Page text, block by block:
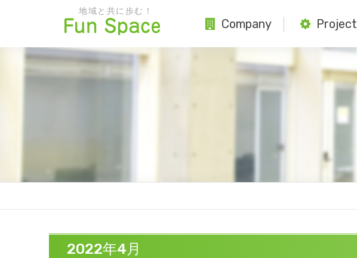
地域と共に歩む！
Company Project
2022年4月